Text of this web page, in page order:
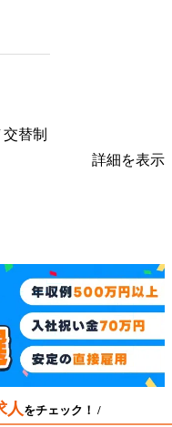
替制
詳細を表示
人 をチェック！ /